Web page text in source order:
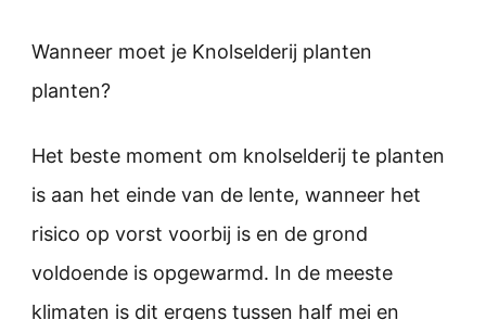
Wanneer moet je Knolselderij planten
planten?
Het beste moment om knolselderij te planten
is aan het einde van de lente, wanneer het
risico op vorst voorbij is en de grond
voldoende is opgewarmd. In de meeste
klimaten is dit ergens tussen half mei en